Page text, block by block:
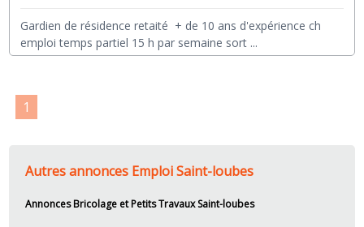
Gardien de résidence retaité + de 10 ans d'expérience ch
emploi temps partiel 15 h par semaine sort ...
1
Autres annonces Emploi Saint-loubes
Annonces Bricolage et Petits Travaux Saint-loubes